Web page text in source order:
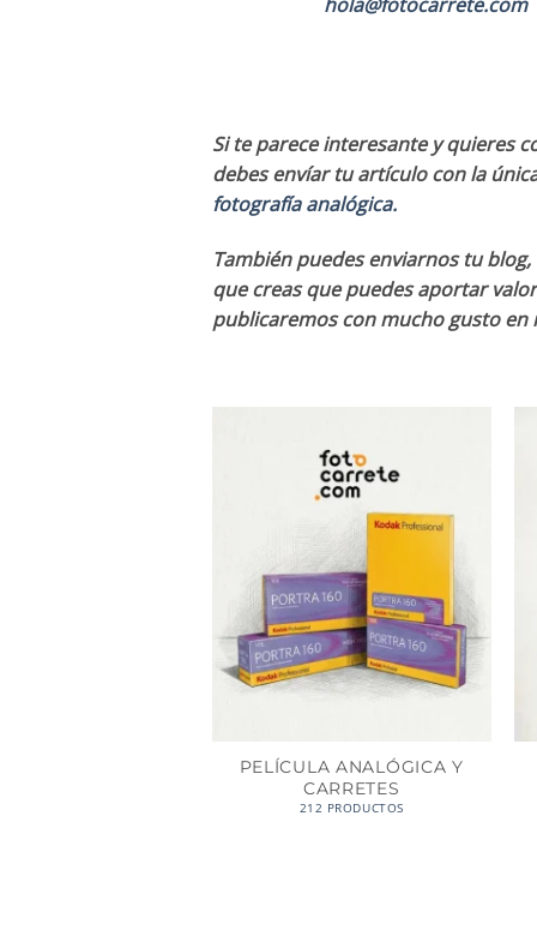
Si te parece interesante y quieres
debes envíar tu artículo con la
fotografía analógica.
También puedes enviarnos tu
que creas que puedes aportar
publicaremos con mucho gusto
PELÍCULA ANALÓGICA Y
CARRETES
212 PRODUCTOS